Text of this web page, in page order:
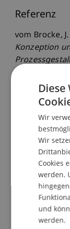
Referenz
vom Brocke,
Konzeption
und
Paper
Beitrag in
Prof. Dr. Jan
Wir
Wir
Cookies
werden.
und
werden.